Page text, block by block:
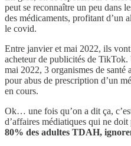
peut se reconnaître un peu dans
des médicaments, profitant d’un
le covid.
Entre janvier et mai 2022, ils
acheteur de publicités de
mai 2022, 3 organismes de santé
pour abus de prescription d’un
en cours.
Ok… une fois qu’on a dit ça,
d’affaires médiatiques qui ne
80% des adultes TDAH,